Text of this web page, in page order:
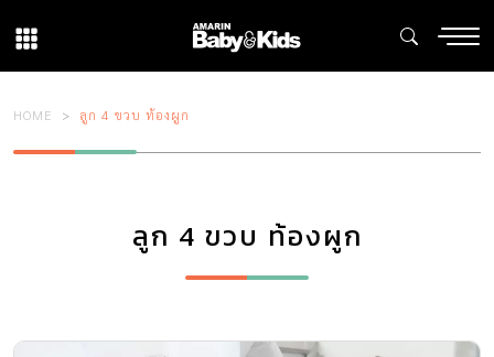
HOME ลูก 4 ขวบ ท้องผูก
ลูก 4 ขวบ ท้องผูก